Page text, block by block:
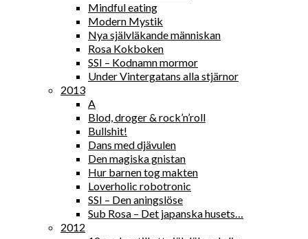
Mindful eating
Modern Mystik
Nya självläkande människan
Rosa Kokboken
SSI – Kodnamn mormor
Under Vintergatans alla stjärnor
2013
A
Blod, droger & rock’n’roll
Bullshit!
Dans med djävulen
Den magiska gnistan
Hur barnen tog makten
Loverholic robotronic
SSI – Den aningslöse
Sub Rosa – Det japanska husets…
2012